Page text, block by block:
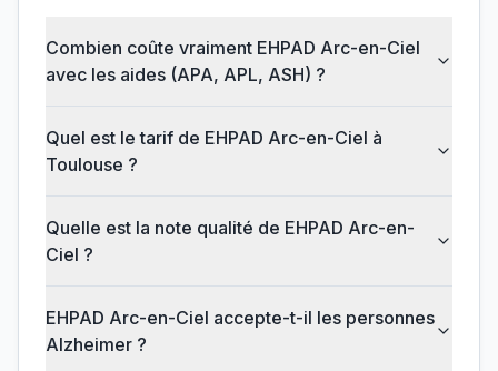
Combien coûte vraiment EHPAD Arc-en-Ciel
avec les aides (APA, APL, ASH) ?
Quel est le tarif de EHPAD Arc-en-Ciel à
Toulouse ?
Quelle est la note qualité de EHPAD Arc-en-
Ciel ?
EHPAD Arc-en-Ciel accepte-t-il les personnes
Alzheimer ?